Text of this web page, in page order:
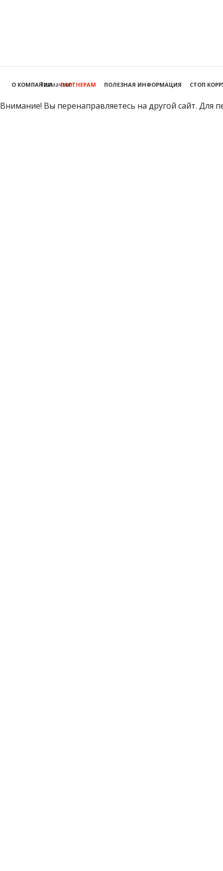
Толмачево
О КОМПАНИИ ПАРТНЕРАМ ПОЛЕЗНАЯ ИНФОРМАЦИЯ СТОП
Внимание! Вы перенаправляетесь на другой сайт. Для